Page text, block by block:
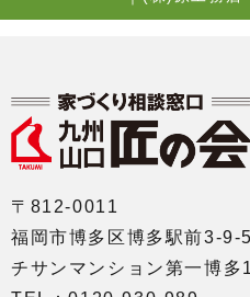
〒812-0011
福岡市博多区博多駅前3-9-5
チサンマンション第一博多